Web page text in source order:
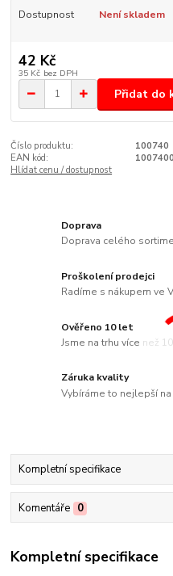
Dostupnost Není skladem
42 Kč
35 Kč bez DPH
Přidat do
Číslo produktu:
100740
EAN kód:
Hlídat cenu / dostupnost
Doprava
Doprava celého
Proškolení prodejci
Radíme s nákupem ve
Ověřeno 10 let
Jsme na trhu více než
Záruka kvality
Vybíráme to nejlepší na
Kompletní specifikace
Komentáře 0
Kompletní specifikace